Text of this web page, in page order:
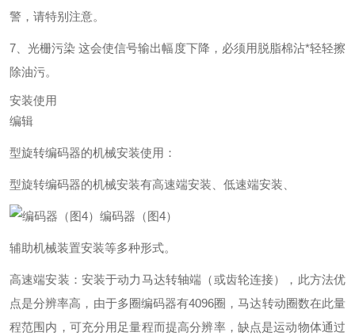
警，请特别注意。
7、光栅污染 这会使信号输出幅度下降，必须用脱脂棉沾*轻轻擦
除油污。
安装使用
编辑
型旋转编码器的机械安装使用：
型旋转编码器的机械安装有高速端安装、低速端安装、
编码器（图4）
辅助机械装置安装等多种形式。
高速端安装：安装于动力马达转轴端（或齿轮连接），此方法优
点是分辨率高，由于多圈编码器有4096圈，马达转动圈数在此量
程范围内，可充分用足量程而提高分辨率，缺点是运动物体通过